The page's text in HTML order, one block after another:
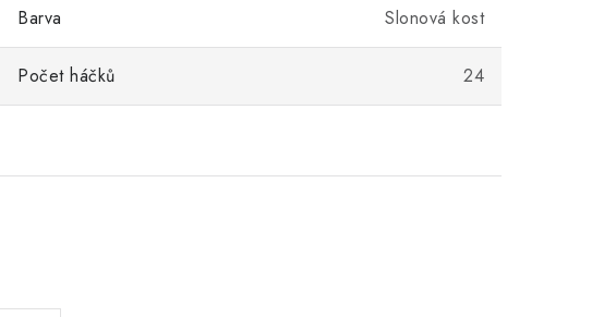
Barva Slonová kost
Počet háčků 24